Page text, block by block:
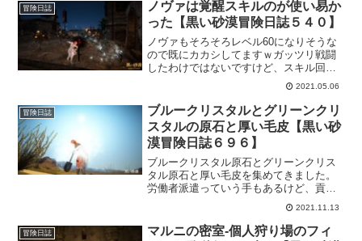
冒険日誌
ノヴァは覚醒スキルのが使い易か
った【黒い砂漠冒険日誌５４０】
ノヴァもそろそろレベル60になりそうな
ので既にカカシしてますｗガッツリ戦闘
したわけではないですけど、スキル回し
的な事を書いておきます。ノヴァは個人
的に覚醒スキルの方が使い易く動作も速
いので覚醒で使ってます。
2021.05.06
冒険日誌
ブルークリスタルとグリーンクリ
スタルの原石と厚い毛皮【黒い砂
漠冒険日誌６９６】
ブルークリスタル原石とグリーンクリス
タル原石と厚い毛皮を集めてきました。
労働者派遣っていう手もあるけど、貢献
度に余裕がなかったので自分で入手して
きました。ちょっと苦労するかもしれな
い部分もあるかもだけど、生活コンテン
2021.11.13
冒険日誌
マルニの密室-個人狩り場のフィ